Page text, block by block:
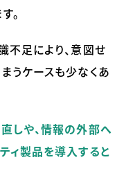
。
不足により、意図せ
うケースも少なくあ
しや、情報の外部へ
ィ製品を導入すると